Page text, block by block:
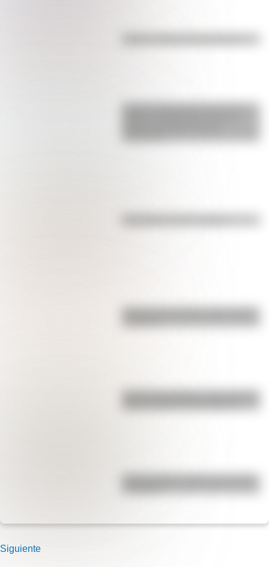
La gran hazaña del Cruce de los
continente
Bandera de Ecuador para colorear
José de San Martín: conocé dónde
Siguiente